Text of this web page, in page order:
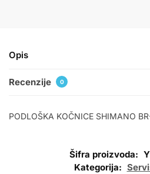
Opis
Recenzije 0
PODLOŠKA KOČNICE SHIMANO
Šifra proizvoda:
Kategorija: